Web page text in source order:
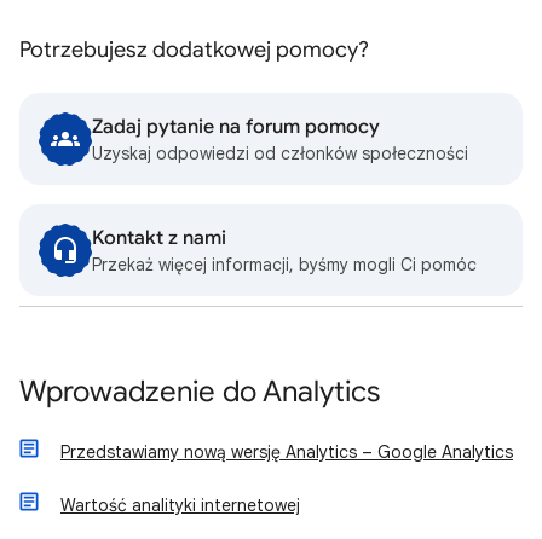
Potrzebujesz dodatkowej pomocy?
Zadaj pytanie na forum pomocy
Uzyskaj odpowiedzi od członków społeczności
Kontakt z nami
Przekaż więcej informacji, byśmy mogli Ci pomóc
Wprowadzenie do Analytics
Przedstawiamy nową wersję Analytics – Google Analytics
Wartość analityki internetowej